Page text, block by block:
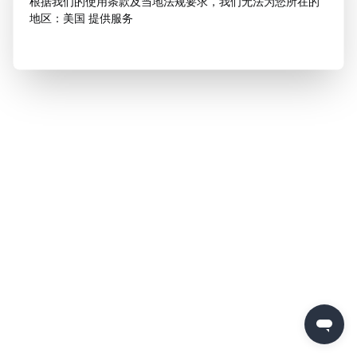
地区：美国 提供服务